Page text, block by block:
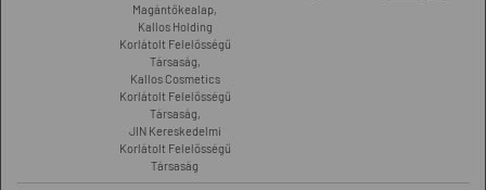
Magántőkealap,
Kallos Holding
Korlátolt Felelősségű
Társaság,
Kallos Cosmetics
Korlátolt Felelősségű
Társaság,
JIN Kereskedelmi
Korlátolt Felelősségű
Társaság